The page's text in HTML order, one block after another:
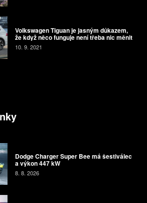
Volkswagen Tiguan je jasným důkazem,
že když něco funguje není třeba nic měnit
10. 9. 2021
Dodge Charger Super Bee má šestiválec
a výkon 447 kW
8. 8. 2026